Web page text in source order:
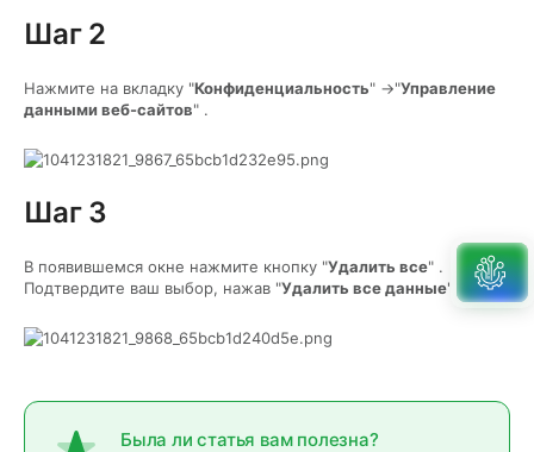
Шаг 2
Нажмите на вкладку "Конфиденциальность" ->"Управление
данными веб-сайтов" .
Шаг 3
В появившемся окне нажмите кнопку "Удалить все" .
Подтвердите ваш выбор, нажав "Удалить все данные".
Была ли статья вам полезна?